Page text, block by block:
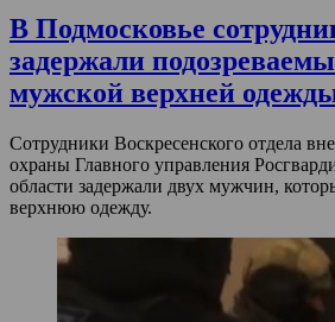
В Подмосковье
задержали
мужской верхней
Сотрудники Воскресенского отдела
охраны Главного управления
области задержали двух мужчин,
верхнюю одежду.